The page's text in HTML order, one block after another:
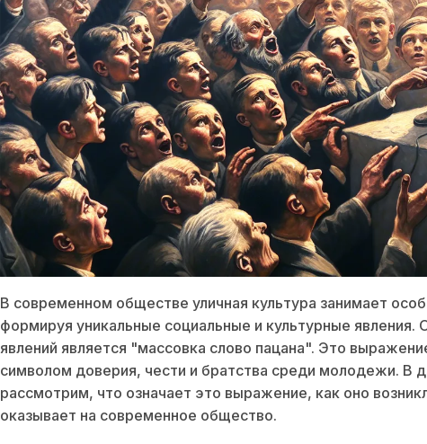
В современном обществе уличная культура занимает
формируя уникальные социальные и культурные явления.
явлений является "массовка слово пацана". Это
символом доверия, чести и братства среди молодежи. В
рассмотрим, что означает это выражение, как оно
оказывает на современное общество.